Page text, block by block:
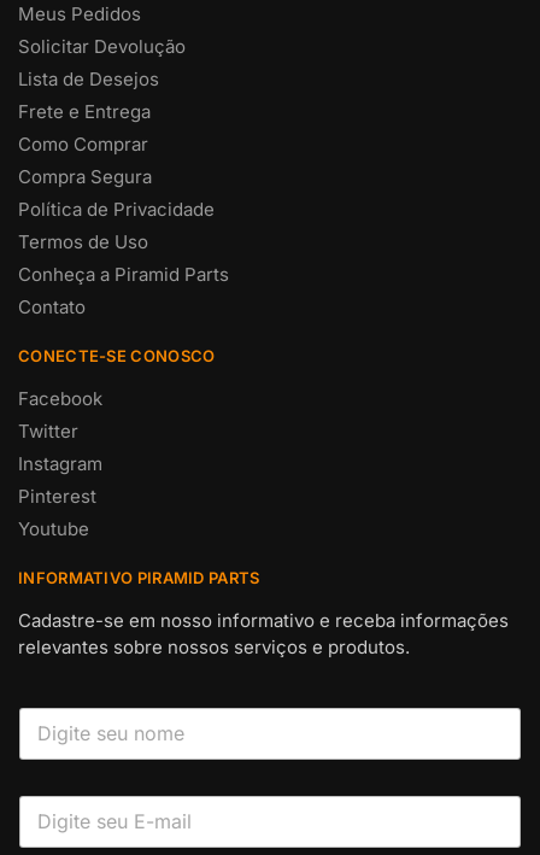
Meus Pedidos
Solicitar Devolução
Lista de Desejos
Frete e Entrega
Como Comprar
Compra Segura
Política de Privacidade
Termos de Uso
Conheça a Piramid Parts
Contato
CONECTE-SE CONOSCO
Facebook
Twitter
Instagram
Pinterest
Youtube
INFORMATIVO PIRAMID PARTS
Cadastre-se em nosso informativo e receba informações
relevantes sobre nossos serviços e produtos.